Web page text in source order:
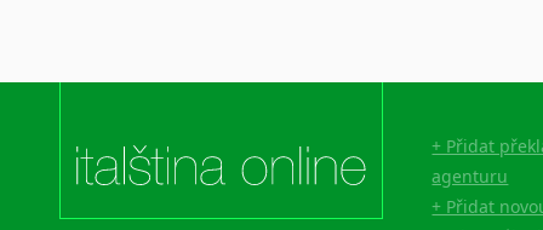
+ Přidat
agenturu
+ Přidat